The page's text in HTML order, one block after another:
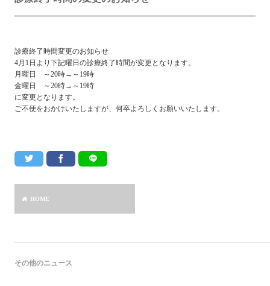
診療終了時間変更のお知らせ
4月1日より下記曜日の診療終了時間が変更となります。
月曜日 ～20時→～19時
金曜日 ～20時→～19時
に変更となります。
ご不便をおかけいたしますが、何卒よろしくお願いいたします。
HOME
その他のニュース